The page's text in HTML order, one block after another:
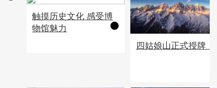
触摸历史文化 感受博
物馆魅力
四姑娘山正式授牌！